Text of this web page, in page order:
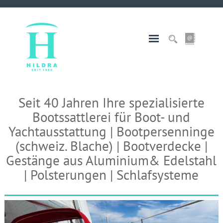
Seit 40 Jahren Ihre spezialisierte
Bootssattlerei für Boot- und
Yachtausstattung | Bootpersenninge
(schweiz. Blache) | Bootverdecke |
Gestänge aus Aluminium& Edelstahl
| Polsterungen | Schlafsysteme